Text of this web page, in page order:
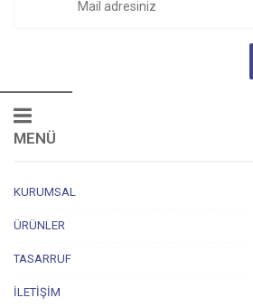
MENÜ
KURUMSAL
ÜRÜNLER
TASARRUF
İLETIŞIM